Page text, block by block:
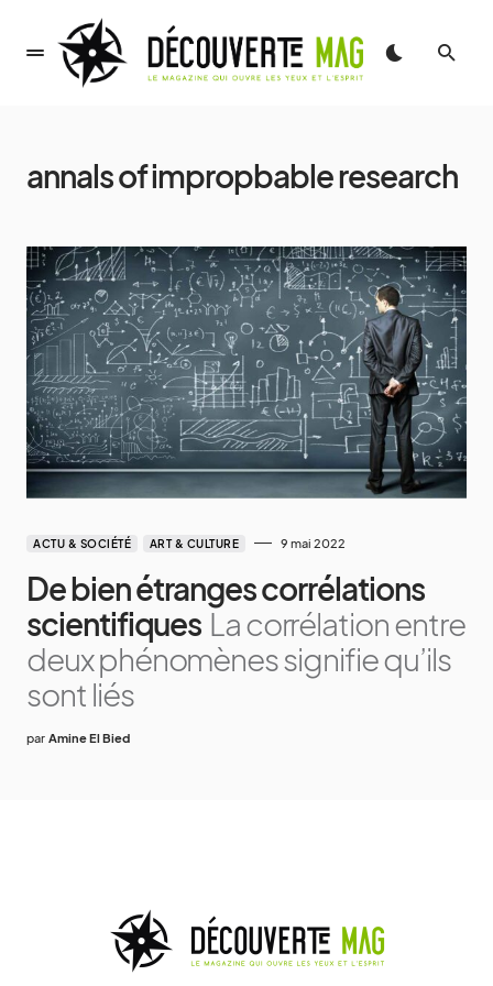
annals of impropbable research
ACTU & SOCIÉTÉ ART & CULTURE 9 mai 2022
De bien étranges corrélations
scientifiques La corrélation entre
deux phénomènes signifie qu’ils
sont liés
par Amine El Bied